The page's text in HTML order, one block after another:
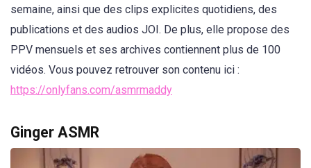
semaine, ainsi que des clips explicites quotidiens, des
publications et des audios JOI. De plus, elle propose des
PPV mensuels et ses archives contiennent plus de 100
vidéos. Vous pouvez retrouver son contenu ici :
https://onlyfans.com/asmrmaddy
Ginger ASMR